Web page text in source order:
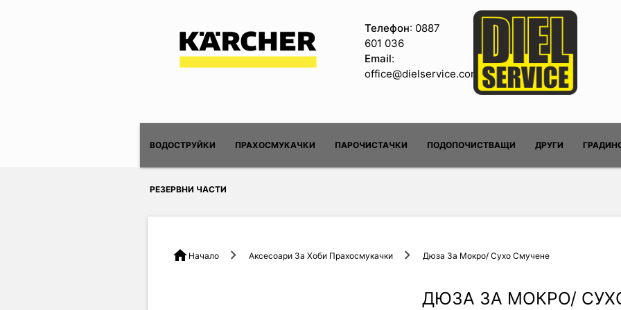
Телефон: 0887
601 036
Email:
office@dielservice.com
ВОДОСТРУЙКИ ПРАХОСМУКАЧКИ ПАРОЧИСТАЧКИ ПОДОПОЧИСТВАЩИ ДРУГИ
РЕЗЕРВНИ ЧАСТИ
home Начало Аксесоари За Хоби Прахосмукачки Дюза За Мокро/ Сухо Смучене
ДЮЗА ЗА МОКРО/